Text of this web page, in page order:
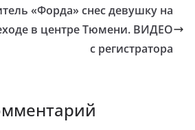
«Форда» снес девушку на
в центре Тюмени. ВИДЕО
с регистратора